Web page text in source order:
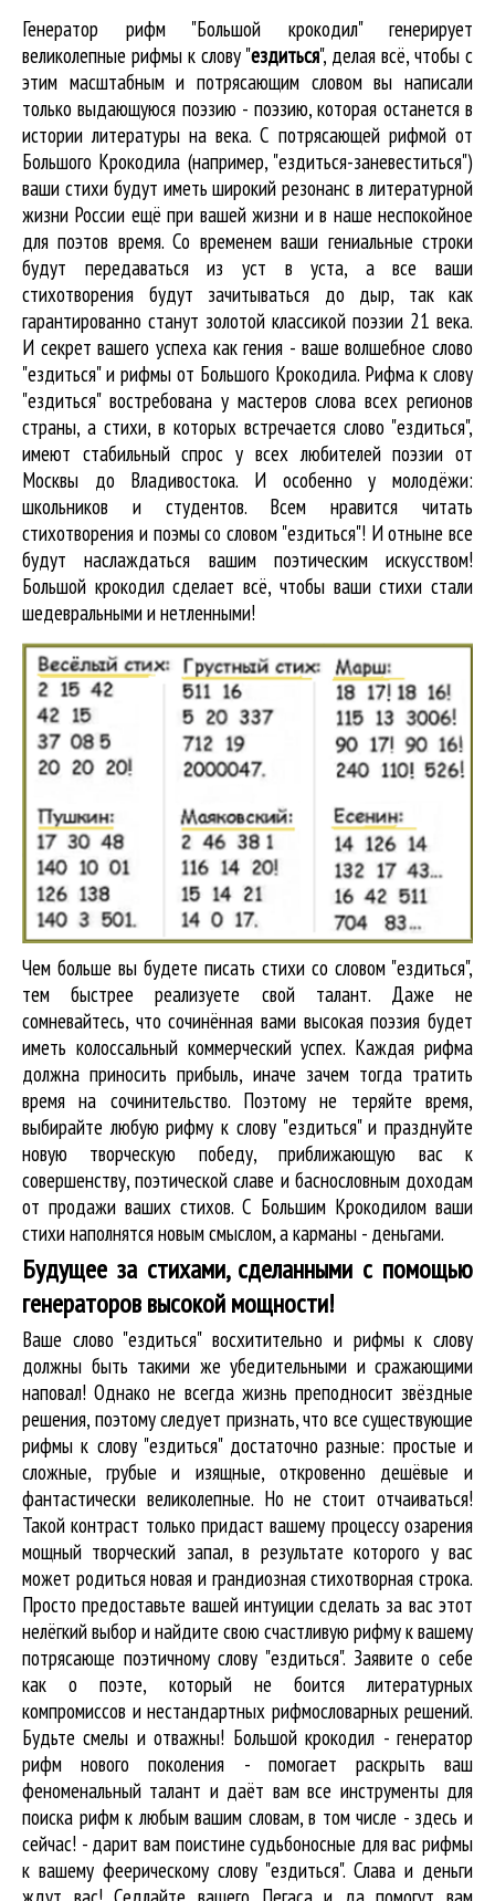
Генератор рифм "Большой крокодил" генерирует
великолепные рифмы к слову "ездиться", делая всё, чтобы с
этим масштабным и потрясающим словом вы написали
только выдающуюся поэзию - поэзию, которая останется в
истории литературы на века. С потрясающей рифмой от
Большого Крокодила (например, "ездиться-заневеститься")
ваши стихи будут иметь широкий резонанс в литературной
жизни России ещё при вашей жизни и в наше неспокойное
для поэтов время. Со временем ваши гениальные строки
будут передаваться из уст в уста, а все ваши
стихотворения будут зачитываться до дыр, так как
гарантированно станут золотой классикой поэзии 21 века.
И секрет вашего успеха как гения - ваше волшебное слово
"ездиться" и рифмы от Большого Крокодила. Рифма к слову
"ездиться" востребована у мастеров слова всех регионов
страны, а стихи, в которых встречается слово "ездиться",
имеют стабильный спрос у всех любителей поэзии от
Москвы до Владивостока. И особенно у молодёжи:
школьников и студентов. Всем нравится читать
стихотворения и поэмы со словом "ездиться"! И отныне все
будут наслаждаться вашим поэтическим искусством!
Большой крокодил cделает всё, чтобы ваши стихи стали
шедевральными и нетленными!
Чем больше вы будете писать стихи со словом "ездиться",
тем быстрее реализуете свой талант. Даже не
сомневайтесь, что сочинённая вами высокая поэзия будет
иметь колоссальный коммерческий успех. Каждая рифма
должна приносить прибыль, иначе зачем тогда тратить
время на сочинительство. Поэтому не теряйте время,
выбирайте любую рифму к слову "ездиться" и празднуйте
новую творческую победу, приближающую вас к
совершенству, поэтической славе и баснословным доходам
от продажи ваших стихов. С Большим Крокодилом ваши
стихи наполнятся новым смыслом, а карманы - деньгами.
Будущее за стихами, сделанными с помощью
генераторов высокой мощности!
Ваше слово "ездиться" восхитительно и рифмы к слову
должны быть такими же убедительными и сражающими
наповал! Однако не всегда жизнь преподносит звёздные
решения, поэтому следует признать, что все существующие
рифмы к слову "ездиться" достаточно разные: простые и
сложные, грубые и изящные, откровенно дешёвые и
фантастически великолепные. Но не стоит отчаиваться!
Такой контраст только придаст вашему процессу озарения
мощный творческий запал, в результате которого у вас
может родиться новая и грандиозная стихотворная строка.
Просто предоставьте вашей интуиции сделать за вас этот
нелёгкий выбор и найдите свою счастливую рифму к вашему
потрясающе поэтичному слову "ездиться". Заявите о себе
как о поэте, который не боится литературных
компромиссов и нестандартных рифмословарных решений.
Будьте смелы и отважны! Большой крокодил - генератор
рифм нового поколения - помогает раскрыть ваш
феноменальный талант и даёт вам все инструменты для
поиска рифмк любым вашим словам, в том числе - здесь и
сейчас! - дарит вам поистине судьбоносные для вас рифмы
к вашему феерическому слову "ездиться". Слава и деньги